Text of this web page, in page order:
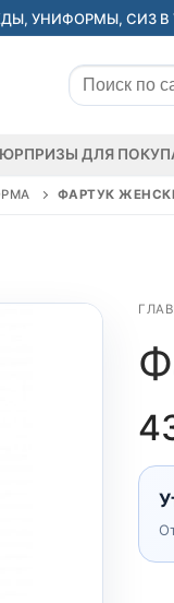
УНИФОРМЫ, СИЗ В
Искать:
ДЛЯ
ФАРТУК